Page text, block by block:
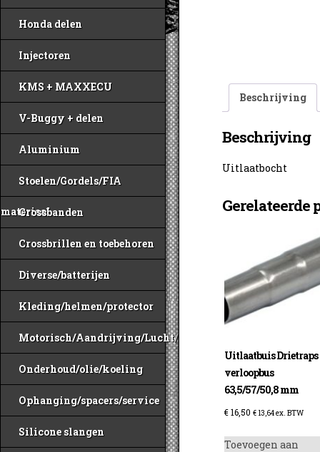
Honda delen
Injectoren
KMS + MAXXECU
V-Buggy + delen
Aluminium
Stoelen/Gordels/FIA
materiaal
Crossbanden
Crossbrillen en toebehoren
Diverse/batterijen
Kleding/helmen/protector
Motorisch/Aandrijving/Lucht/Benzine
Onderhoud/olie/koeling
Ophanging/spacers/service
Silicone slangen
Beschrijving
Beschrijving
Uitlaatbocht
Gerelateerde
Uitlaatbuis Drietraps
verloopbus
63,5/57/50,8 mm
€16,50 € 13,64ex. BTW
Toevoegen aan